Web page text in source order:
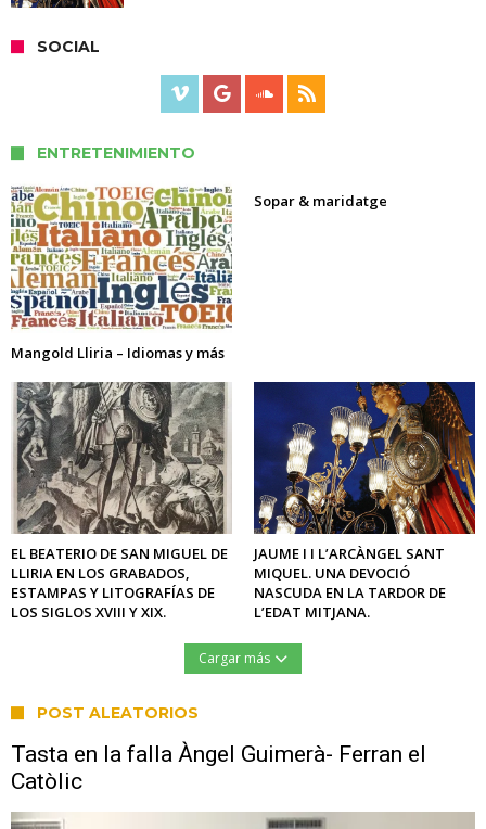
SOCIAL
ENTRETENIMIENTO
Mangold Lliria – Idiomas y más
Sopar & maridatge
EL BEATERIO DE SAN MIGUEL DE
LLIRIA EN LOS GRABADOS,
ESTAMPAS Y LITOGRAFÍAS DE
LOS SIGLOS XVIII Y XIX.
JAUME I I L’ARCÀNGEL SANT
MIQUEL. UNA DEVOCIÓ
NASCUDA EN LA TARDOR DE
L’EDAT MITJANA.
Cargar más
POST ALEATORIOS
Tasta en la falla Àngel Guimerà- Ferran el
Catòlic